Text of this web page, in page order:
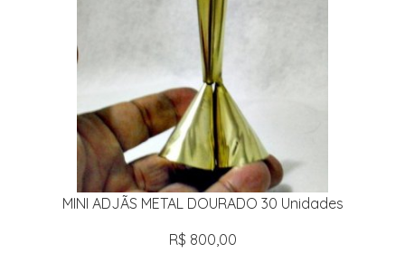
MINI ADJÃS METAL DOURADO 30 Unidades
R$ 800,00